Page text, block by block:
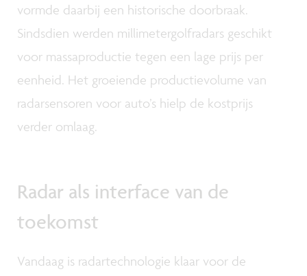
vormde daarbij een historische doorbraak.
Sindsdien werden millimetergolfradars geschikt
voor massaproductie tegen een lage prijs per
eenheid. Het groeiende productievolume van
radarsensoren voor auto’s hielp de kostprijs
verder omlaag.
Radar als interface van de
toekomst
Vandaag is radartechnologie klaar voor de